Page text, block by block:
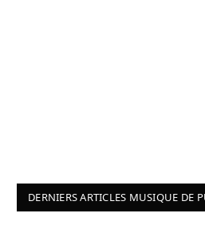
DERNIERS ARTICLES MUSIQUE DE